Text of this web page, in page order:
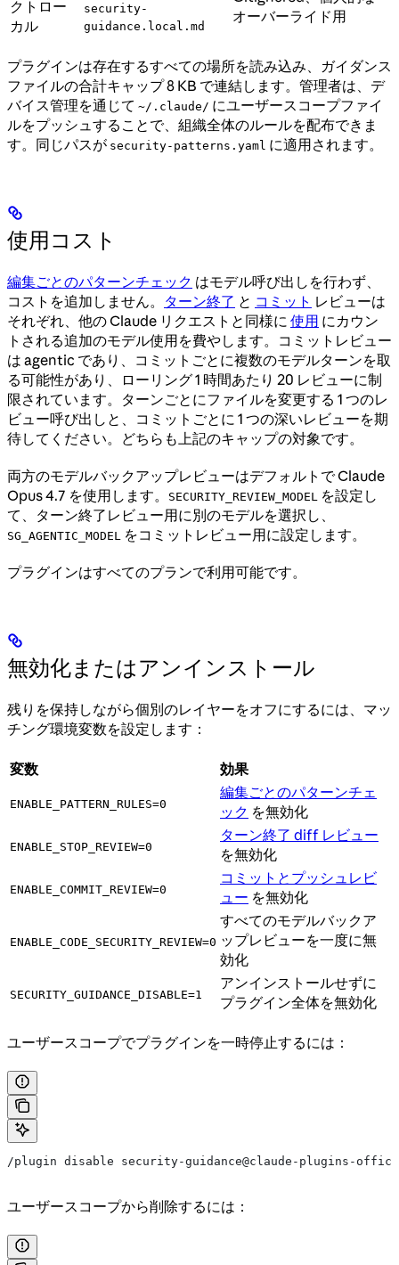
クトロー
カル
security-
guidance.local.md
オーバーライド用
プラグインは存在するすべての場所を読み込み、ガイダンス
ファイルの合計キャップ 8 KB で連結します。管理者は、デ
バイス管理を通じて ~/.claude/ にユーザースコープファイ
ルをプッシュすることで、組織全体のルールを配布できま
す。同じパスが security-patterns.yaml に適用されます。
使用コスト
編集ごとのパターンチェック はモデル呼び出しを行わず、
コストを追加しません。 ターン終了 と コミット レビューは
それぞれ、他の Claude リクエストと同様に 使用 にカウン
トされる追加のモデル使用を費やします。コミットレビュー
は agentic であり、コミットごとに複数のモデルターンを取
る可能性があり、ローリング 1 時間あたり 20 レビューに制
限されています。ターンごとにファイルを変更する 1 つのレ
ビュー呼び出しと、コミットごとに 1 つの深いレビューを期
待してください。どちらも上記のキャップの対象です。
両方のモデルバックアップレビューはデフォルトで Claude
Opus 4.7 を使用します。
SECURITY_REVIEW_MODEL
を設定し
て、ターン終了レビュー用に別のモデルを選択し、
SG_AGENTIC_MODEL をコミットレビュー用に設定します。
プラグインはすべてのプランで利用可能です。
無効化またはアンインストール
残りを保持しながら個別のレイヤーをオフにするには、マッ
チング環境変数を設定します：
変数 効果
ENABLE_PATTERN_RULES=0
編集ごとのパターンチェ
ック を無効化
ENABLE_STOP_REVIEW=0
ターン終了 diff レビュー
を無効化
ENABLE_COMMIT_REVIEW=0
コミットとプッシュレビ
ュー を無効化
ENABLE_CODE_SECURITY_REVIEW=0
すべてのモデルバックア
ップレビューを一度に無
効化
SECURITY_GUIDANCE_DISABLE=1
アンインストールせずに
プラグイン全体を無効化
ユーザースコープでプラグインを一時停止するには：
/plugin disable security-guidance@claude-plugins-
ユーザースコープから削除するには：